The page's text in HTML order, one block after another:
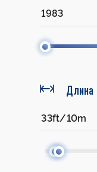
Длина